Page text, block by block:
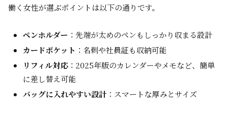
働く女性が選ぶポイントは以下の通りです。
ペンホルダー ：先端が太めのペンもしっかり収まる設計
カードポケット ：名刺や社員証も収納可能
リフィル対応：2025年版のカレンダーやメモなど、簡単
に差し替え可能
バッグに入れやすい設計 ：スマートな厚みとサイズ